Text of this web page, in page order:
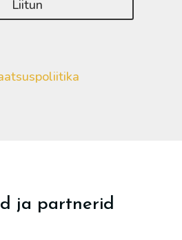
Liitun
ja partnerid